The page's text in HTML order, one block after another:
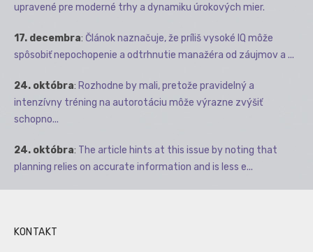
upravené pre moderné trhy a dynamiku úrokových mier.
17. decembra: Článok naznačuje, že príliš vysoké IQ môže
spôsobiť nepochopenie a odtrhnutie manažéra od záujmov a ...
24. októbra: Rozhodne by mali, pretože pravidelný a
intenzívny tréning na autorotáciu môže výrazne zvýšiť
schopno...
24. októbra: The article hints at this issue by noting that
planning relies on accurate information and is less e...
KONTAKT